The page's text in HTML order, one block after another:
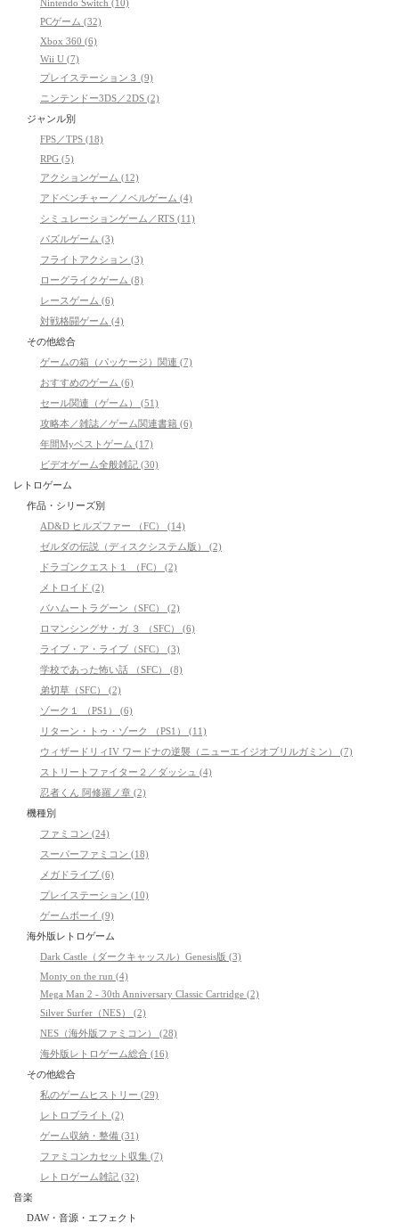
Nintendo Switch (10)
PCゲーム (32)
Xbox 360 (6)
Wii U (7)
プレイステーション３ (9)
ニンテンドー3DS／2DS (2)
ジャンル別
FPS／TPS (18)
RPG (5)
アクションゲーム (12)
アドベンチャー／ノベルゲーム (4)
シミュレーションゲーム／RTS (11)
パズルゲーム (3)
フライトアクション (3)
ローグライクゲーム (8)
レースゲーム (6)
対戦格闘ゲーム (4)
その他総合
ゲームの箱（パッケージ）関連 (7)
おすすめのゲーム (6)
セール関連（ゲーム） (51)
攻略本／雑誌／ゲーム関連書籍 (6)
年間Myベストゲーム (17)
ビデオゲーム全般雑記 (30)
レトロゲーム
作品・シリーズ別
AD&D ヒルズファー （FC） (14)
ゼルダの伝説（ディスクシステム版） (2)
ドラゴンクエスト１ （FC） (2)
メトロイド (2)
バハムートラグーン（SFC） (2)
ロマンシングサ・ガ ３ （SFC） (6)
ライブ・ア・ライブ（SFC） (3)
学校であった怖い話 （SFC） (8)
弟切草（SFC） (2)
ゾーク１ （PS1） (6)
リターン・トゥ・ゾーク （PS1） (11)
ウィザードリィIV ワードナの逆襲（ニューエイジオブリルガミン） (7)
ストリートファイター２／ダッシュ (4)
忍者くん 阿修羅ノ章 (2)
機種別
ファミコン (24)
スーパーファミコン (18)
メガドライブ (6)
プレイステーション (10)
ゲームボーイ (9)
海外版レトロゲーム
Dark Castle（ダークキャッスル）Genesis版 (3)
Monty on the run (4)
Mega Man 2 - 30th Anniversary Classic Cartridge (2)
Silver Surfer（NES） (2)
NES（海外版ファミコン） (28)
海外版レトロゲーム総合 (16)
その他総合
私のゲームヒストリー (29)
レトロブライト (2)
ゲーム収納・整備 (31)
ファミコンカセット収集 (7)
レトロゲーム雑記 (32)
音楽
DAW・音源・エフェクト